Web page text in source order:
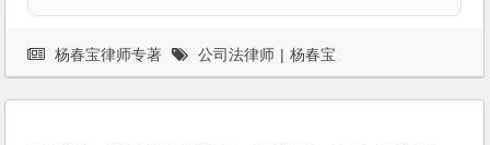
杨春宝律师专著 公司法律师 | 杨春宝